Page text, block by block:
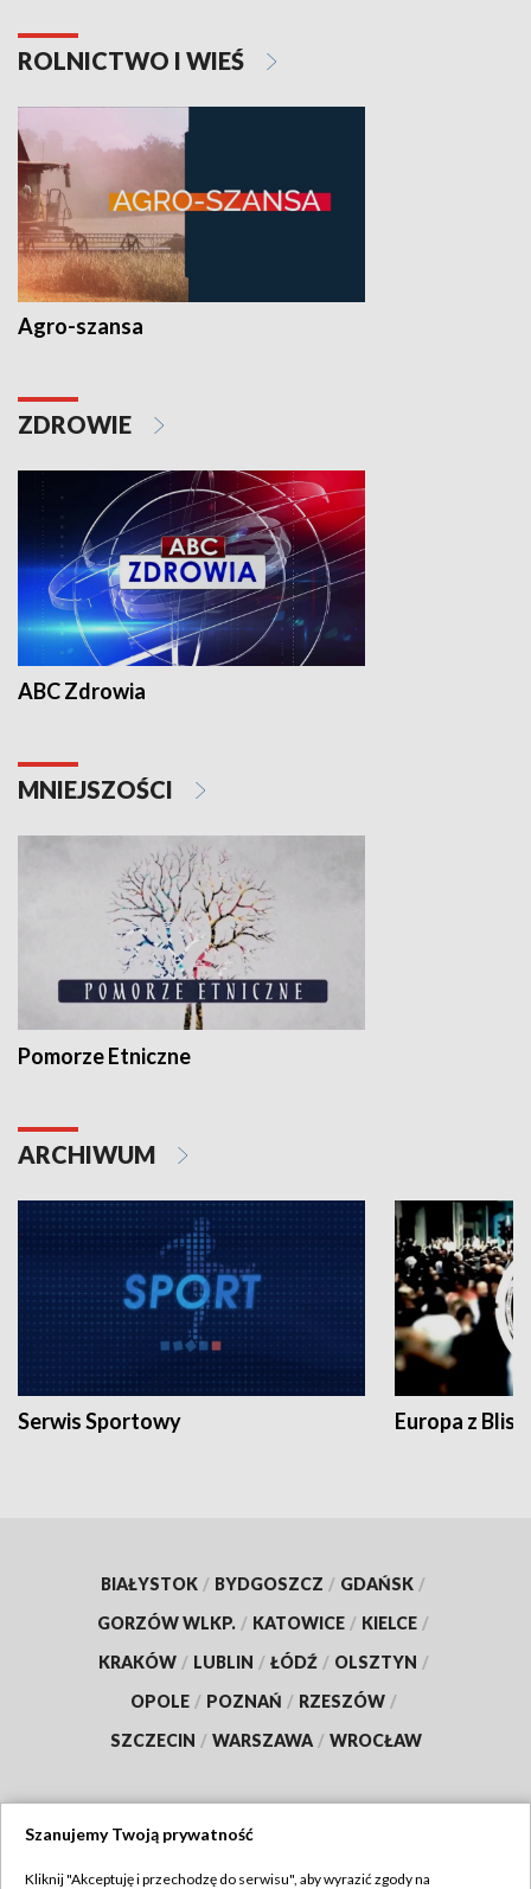
ROLNICTWO I WIEŚ
Agro-szansa
ZDROWIE
ABC Zdrowia
MNIEJSZOŚCI
Pomorze Etniczne
ARCHIWUM
Serwis Sportowy Europa z
BIAŁYSTOK / BYDGOSZCZ / GDAŃSK /
GORZÓW WLKP. / KATOWICE / KIELCE /
KRAKÓW / LUBLIN / ŁÓDŹ / OLSZTYN /
OPOLE / POZNAŃ / RZESZÓW /
SZCZECIN / WARSZAWA / WROCŁAW
Szanujemy Twoją prywatność
Kliknij "Akceptuję i przechodzę do serwisu", aby wyrazić zgody na